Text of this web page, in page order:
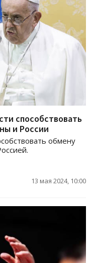
способствовать
и России
обмену
13 мая 2024, 10:00